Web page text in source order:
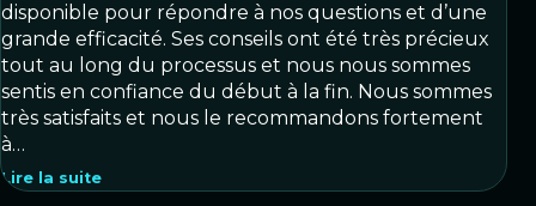
disponible pour répondre à nos questions et d’une
grande efficacité. Ses conseils ont été très précieux
tout au long du processus et nous nous sommes
sentis en confiance du début à la fin. Nous sommes
très satisfaits et nous le recommandons fortement
à…
Lire la suite